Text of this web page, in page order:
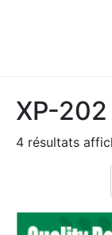
XP-202
4 résultats